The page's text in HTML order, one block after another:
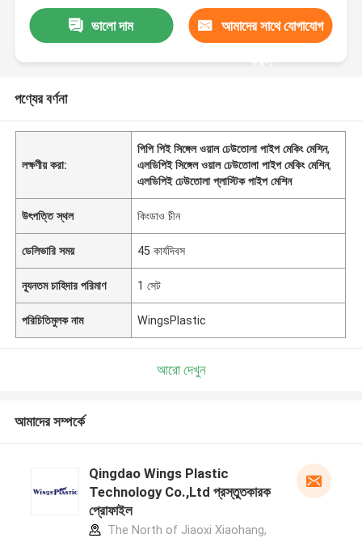
ভালো দাম আমাদের সাথে যোগাযোগ
করুন
পণ্যের বর্ণনা
লক্ষণীয় করা:
পিপি পিই সিঙ্গেল ওয়াল ঢেউতোলা পাইপ মেকিং মেশিন,
এলডিপিই সিঙ্গেল ওয়াল ঢেউতোলা পাইপ মেকিং মেশিন,
এলডিপিই ঢেউতোলা প্লাস্টিক পাইপ মেশিন
উৎপত্তি স্থল কিংডাও চীন
ডেলিভারি সময় 45 কার্যদিবস
ন্যূনতম চাহিদার পরিমাণ 1 সেট
পরিচিতিমুলক নাম WingsPlastic
আরো দেখুন
আমাদের সম্পর্কে
Qingdao Wings Plastic
Technology Co.,Ltd প্রস্তুতকারক
প্রোফাইল
The North of Jiaoxi Xiaohang,